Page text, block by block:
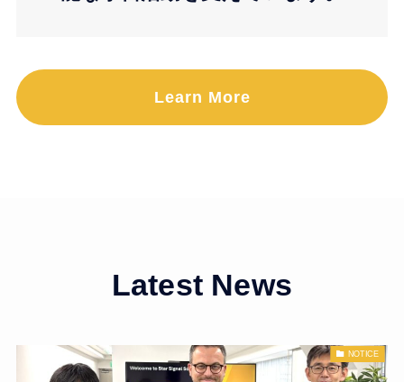
Learn More
Latest News
NOTICE